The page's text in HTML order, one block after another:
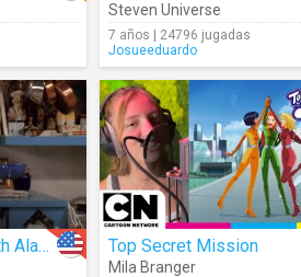
Steven Universe
7 años | 24796 jugadas
Josueeduardo
Monica Breaks Up With Alan (Season 1) Top Secret Mission
Mila Branger